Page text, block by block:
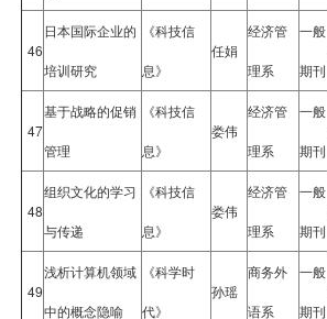
46
日本国际企业的
培训研究
《科技信
息》
任娟
经济管
理系
一般
期刊
47
基于战略的促销
管理
《科技信
息》
娄伟
经济管
理系
一般
期刊
48
组织文化的学习
与传递
《科技信
息》
娄伟
经济管
理系
一般
期刊
49
浅析计算机领域
中的概念隐喻
《科学时
代》
孙瑶
商务外
语系
一般
期刊